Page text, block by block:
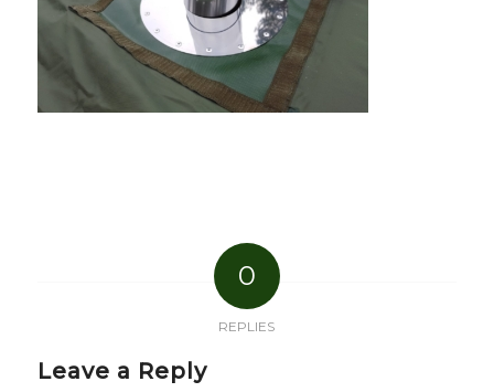
0
REPLIES
Leave a Reply